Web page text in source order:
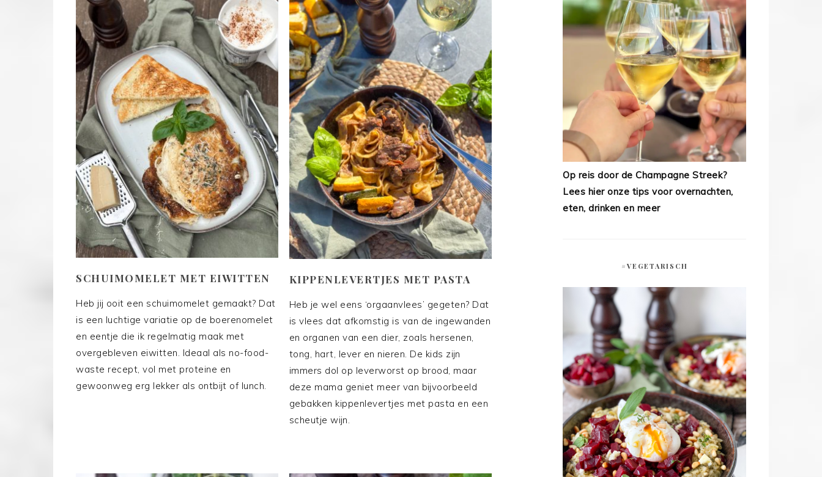
SCHUIMOMELET MET EIWITTEN
Heb jij ooit een schuimomelet gemaakt? Dat
is een luchtige variatie op de boerenomelet
en eentje die ik regelmatig maak met
overgebleven eiwitten. Ideaal als no-food-
waste recept, vol met proteine en
gewoonweg erg lekker als ontbijt of lunch.
KIPPENLEVERTJES MET PASTA
Heb je wel eens ‘orgaanvlees’ gegeten? Dat
is vlees dat afkomstig is van de ingewanden
en organen van een dier, zoals hersenen,
tong, hart, lever en nieren. De kids zijn
immers dol op leverworst op brood, maar
deze mama geniet meer van bijvoorbeeld
gebakken kippenlevertjes met pasta en een
scheutje wijn.
Op reis door de Champagne Streek?
Lees hier onze tips voor overnachten,
eten, drinken en meer
#VEGETARISCH